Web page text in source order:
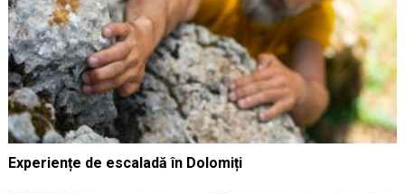
Experiențe de escaladă în Dolomiți